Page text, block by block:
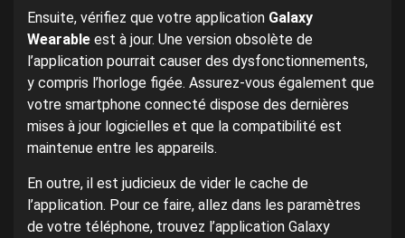
Ensuite, vérifiez que votre application Galaxy
Wearable est à jour. Une version obsolète de
l’application pourrait causer des dysfonctionnements,
y compris l’horloge figée. Assurez-vous également que
votre smartphone connecté dispose des dernières
mises à jour logicielles et que la compatibilité est
maintenue entre les appareils.
En outre, il est judicieux de vider le cache de
l’application. Pour ce faire, allez dans les paramètres
de votre téléphone, trouvez l’application Galaxy